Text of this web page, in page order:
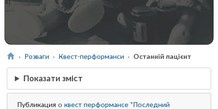
Розваги Квест-перформанси Останній пацієнт
Показати зміст
Публикацияо квест перформансе "Последний